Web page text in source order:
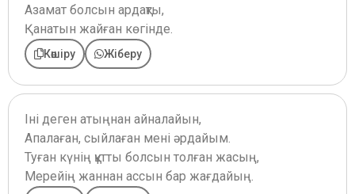
Азамат болсын ардақты,
Қанатын жайған көгінде.
Көшіру Жіберу
Іні деген атыңнан айналайын,
Апалаған, сыйлаған мені әрдайым.
Туған күнің құтты болсын толған жасың,
Мерейің жаннан ассын бар жағдайың.